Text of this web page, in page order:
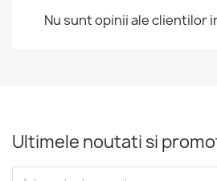
Nu sunt opinii ale clientilor
Ultimele noutati si